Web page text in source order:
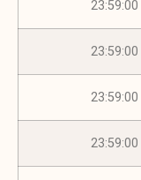
23:59:00
23:59:00
23:59:00
23:59:00